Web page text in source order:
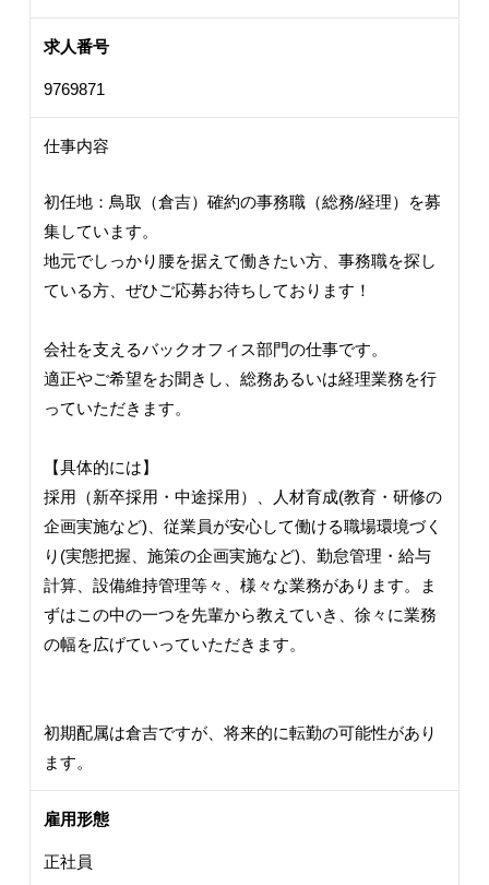
求人番号
9769871
仕事内容
初任地：鳥取（倉吉）確約の事務職（総務/経理）を募
集しています。
地元でしっかり腰を据えて働きたい方、事務職を探し
ている方、ぜひご応募お待ちしております！
会社を支えるバックオフィス部門の仕事です。
適正やご希望をお聞きし、総務あるいは経理業務を行
っていただきます。
【具体的には】
採用（新卒採用・中途採用）、人材育成(教育・研修の
企画実施など)、従業員が安心して働ける職場環境づく
り(実態把握、施策の企画実施など)、勤怠管理・給与
計算、設備維持管理等々、様々な業務があります。ま
ずはこの中の一つを先輩から教えていき、徐々に業務
の幅を広げていっていただきます。
初期配属は倉吉ですが、将来的に転勤の可能性があり
ます。
雇用形態
正社員